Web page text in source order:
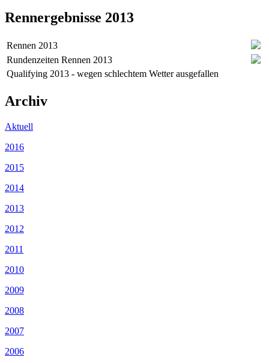
Rennergebnisse 2013
Rennen 2013
Rundenzeiten Rennen 2013
Qualifying 2013 - wegen schlechtem Wetter ausgefallen
Archiv
Aktuell
2016
2015
2014
2013
2012
2011
2010
2009
2008
2007
2006